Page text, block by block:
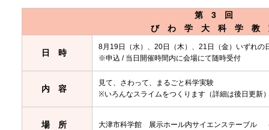
第3回
びわ学大科学
日時
8月19日（水）、20日（木）、21日（金）いずれの
※申込 / 当日開催時間内に会場にて随時受付
内容
見て、さわって、まるごと科学実験
※いろんなスライムをつくります（詳細は後日更新
場所 大津市科学館 展示ホール内サイエンステーブル